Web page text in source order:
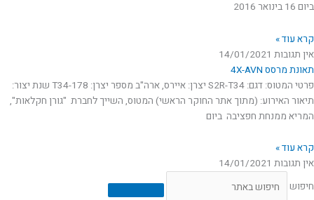
ביום 16 בינואר 2016
קרא עוד »
אין תגובות 14/01/2021
תאונת מרסס 4X-AVN
פרטי המטוס: דגם: S2R-T34 יצרן: איירס, ארה"ב מספר יצרן: T34-178 שנת יצור:
תיאור האירוע: (מתוך אתר החוקר הראשי) המטוס, השייך לחברת "גורן חקלאות",
המריא ממנחת חפציבה ביום
קרא עוד »
אין תגובות 14/01/2021
חיפוש